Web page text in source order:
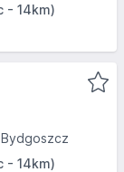
- 14km)
- 14km)